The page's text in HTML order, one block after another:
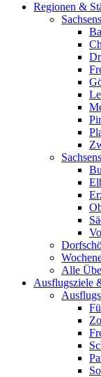
Regionen &
Alle
Ausflugsziele